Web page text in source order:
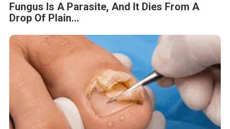
Fungus Is A Parasite, And It Dies From A
Drop Of Plain...